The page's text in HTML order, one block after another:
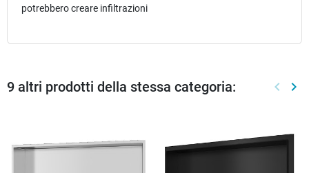
potrebbero creare infiltrazioni
9 altri prodotti della stessa categoria: keyboard_arrow_left keyboard_arrow_right